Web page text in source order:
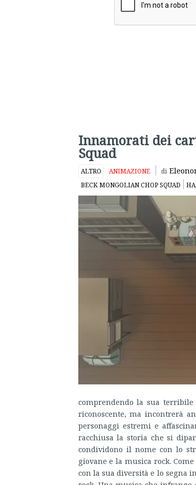
Innamorati dei
Squad
ALTRO ANIMAZIONE di
BECK MONGOLIAN CHOP SQUAD
comprendendo la sua
riconoscente, ma incontrerà
personaggi estremi e
racchiusa la storia che si
condividono il nome con lo
giovane e la musica rock.
con la sua diversità e lo segna